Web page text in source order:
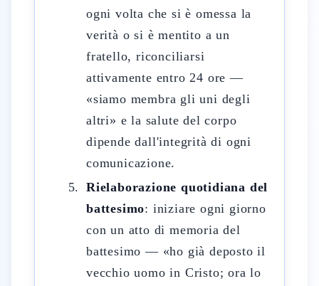
ogni volta che si è omessa la
verità o si è mentito a un
fratello, riconciliarsi
attivamente entro 24 ore —
«siamo membra gli uni degli
altri» e la salute del corpo
dipende dall'integrità di ogni
comunicazione.
Rielaborazione quotidiana del
battesimo: iniziare ogni giorno
con un atto di memoria del
battesimo — «ho già deposto il
vecchio uomo in Cristo; ora lo